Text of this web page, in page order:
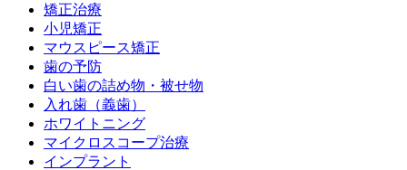
矯正治療
小児矯正
マウスピース矯正
歯の予防
白い歯の詰め物・被せ物
入れ歯（義歯）
ホワイトニング
マイクロスコープ治療
インプラント